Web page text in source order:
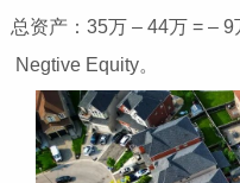
总资产：35万 – 44万 = –
Negtive Equity。